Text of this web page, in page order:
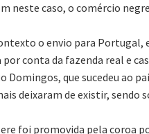
neste caso, o comércio
o envio para
conta da fazenda real e
Domingos, que sucedeu ao
deixaram de existir, sendo
foi promovida pela coroa